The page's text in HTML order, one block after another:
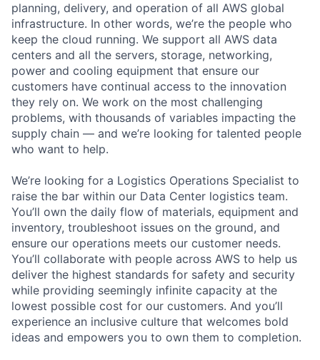
planning, delivery, and operation of all AWS global
infrastructure. In other words, we’re the people who
keep the cloud running. We support all AWS data
centers and all the servers, storage, networking,
power and cooling equipment that ensure our
customers have continual access to the innovation
they rely on. We work on the most challenging
problems, with thousands of variables impacting the
supply chain — and we’re looking for talented people
who want to help.
We’re looking for a Logistics Operations Specialist to
raise the bar within our Data Center logistics team.
You’ll own the daily flow of materials, equipment and
inventory, troubleshoot issues on the ground, and
ensure our operations meets our customer needs.
You’ll collaborate with people across AWS to help us
deliver the highest standards for safety and security
while providing seemingly infinite capacity at the
lowest possible cost for our customers. And you’ll
experience an inclusive culture that welcomes bold
ideas and empowers you to own them to completion.